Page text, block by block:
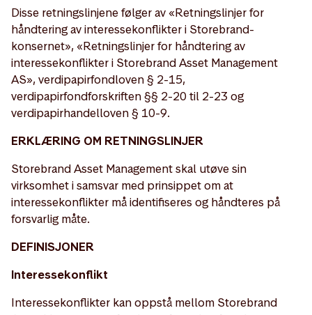
Disse retningslinjene følger av «Retningslinjer for
håndtering av interessekonflikter i Storebrand-
konsernet», «Retningslinjer for håndtering av
interessekonflikter i Storebrand Asset Management
AS», verdipapirfondloven § 2-15,
verdipapirfondforskriften §§ 2-20 til 2-23 og
verdipapirhandelloven § 10-9.
ERKLÆRING OM RETNINGSLINJER
Storebrand Asset Management skal utøve sin
virksomhet i samsvar med prinsippet om at
interessekonflikter må identifiseres og håndteres på
forsvarlig måte.
DEFINISJONER
Interessekonflikt
Interessekonflikter kan oppstå mellom Storebrand